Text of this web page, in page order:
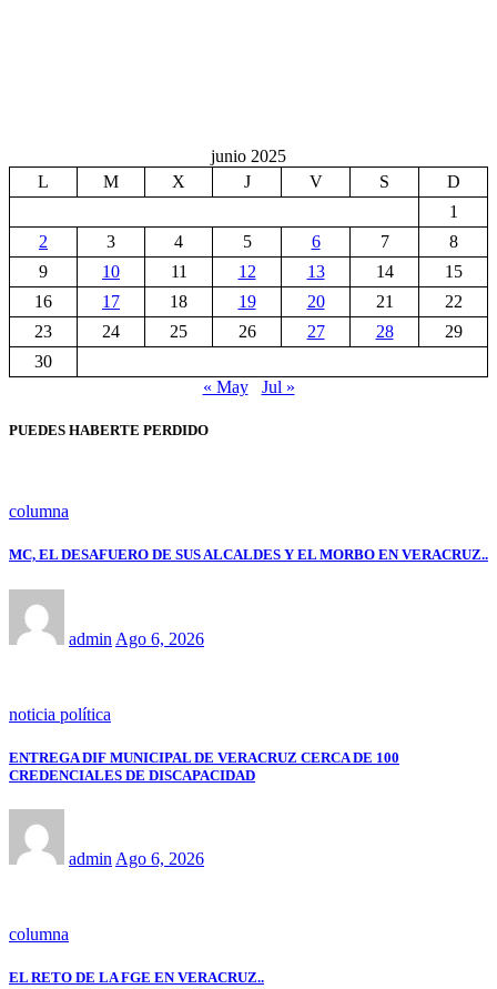
junio 2025
L
M X J V S
D
1
2
3 4 5 6 7
8
9
10 11 12 13 14
15
16
17 18 19 20 21
22
23
24 25 26 27 28
29
30
« May
Jul »
PUEDES HABERTE PERDIDO
columna
MC, EL DESAFUERO DE SUS ALCALDES Y EL MORBO EN VERACRUZ..
admin Ago 6, 2026
noticia política
ENTREGA DIF MUNICIPAL DE VERACRUZ CERCA DE 100
CREDENCIALES DE DISCAPACIDAD
admin Ago 6, 2026
columna
EL RETO DE LA FGE EN VERACRUZ..